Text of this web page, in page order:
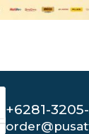
+6281-